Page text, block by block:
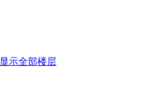
显示全部楼层